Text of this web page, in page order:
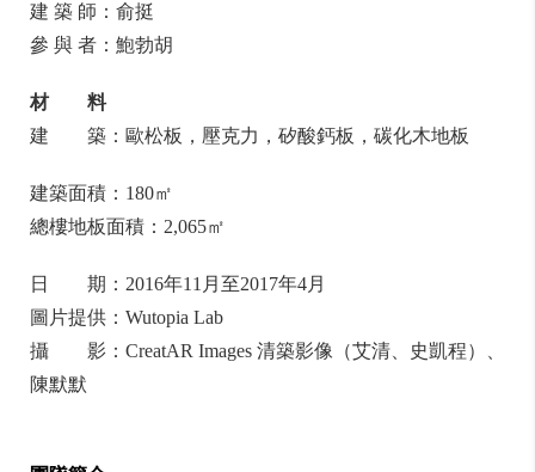
建 築 師：俞挺
參 與 者：鮑勃胡
材 料
建 築：歐松板，壓克力，矽酸鈣板，碳化木地板
建築面積：180㎡
總樓地板面積：2,065㎡
日 期：2016年11月至2017年4月
圖片提供：Wutopia Lab
攝 影：CreatAR Images 清築影像（艾清、史凱程）、
陳默默